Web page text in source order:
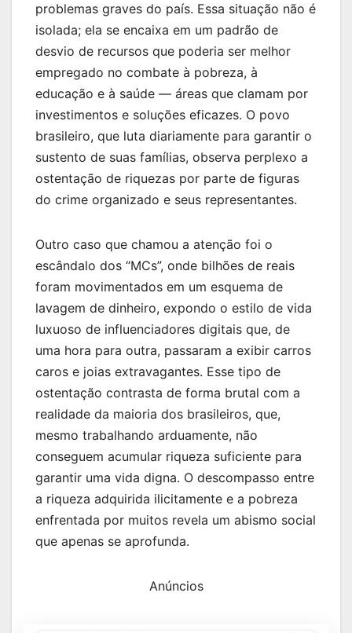
problemas graves do país. Essa situação não é
isolada; ela se encaixa em um padrão de
desvio de recursos que poderia ser melhor
empregado no combate à pobreza, à
educação e à saúde — áreas que clamam por
investimentos e soluções eficazes. O povo
brasileiro, que luta diariamente para garantir o
sustento de suas famílias, observa perplexo a
ostentação de riquezas por parte de figuras
do crime organizado e seus representantes.
Outro caso que chamou a atenção foi o
escândalo dos “MCs”, onde bilhões de reais
foram movimentados em um esquema de
lavagem de dinheiro, expondo o estilo de vida
luxuoso de influenciadores digitais que, de
uma hora para outra, passaram a exibir carros
caros e joias extravagantes. Esse tipo de
ostentação contrasta de forma brutal com a
realidade da maioria dos brasileiros, que,
mesmo trabalhando arduamente, não
conseguem acumular riqueza suficiente para
garantir uma vida digna. O descompasso entre
a riqueza adquirida ilicitamente e a pobreza
enfrentada por muitos revela um abismo social
que apenas se aprofunda.
Anúncios